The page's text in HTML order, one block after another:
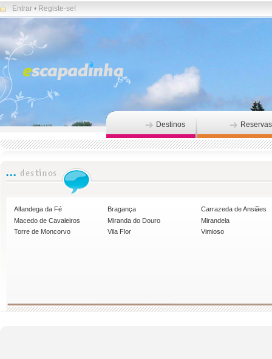
Entrar • Registe-se!
Destinos Reservas
Alfandega da Fé Bragança
Carrazeda de Ansiães
Macedo de Cavaleiros
Miranda do Douro
Mirandela
Torre de Moncorvo
Vila Flor Vimioso